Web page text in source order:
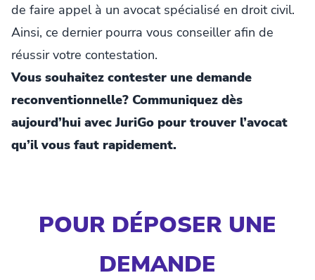
de faire appel à un avocat spécialisé en droit civil.
Ainsi, ce dernier pourra vous conseiller afin de
réussir votre contestation.
Vous souhaitez contester une demande
reconventionnelle? Communiquez dès
aujourd’hui avec JuriGo pour trouver l’avocat
qu’il vous faut rapidement.
POUR DÉPOSER UNE
DEMANDE